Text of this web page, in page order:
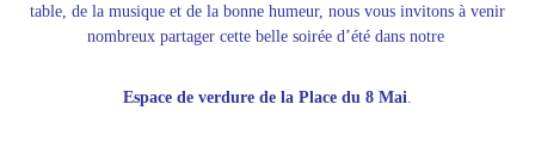
table, de la musique et de la bonne humeur, nous vous invitons à venir
nombreux partager cette belle soirée d’été dans notre
Espace de verdure de la Place du 8 Mai